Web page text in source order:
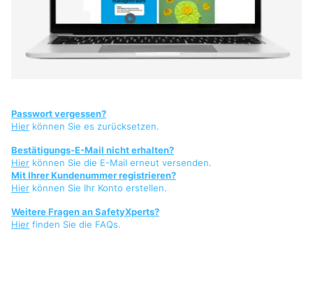
Passwort vergessen?
Hier können Sie es zurücksetzen.
Bestätigungs-E-Mail nicht erhalten?
Hier können Sie die E-Mail erneut versenden.
Mit Ihrer Kundenummer registrieren?
Hier können Sie Ihr Konto erstellen.
Weitere Fragen an SafetyXperts?
Hier finden Sie die FAQs.